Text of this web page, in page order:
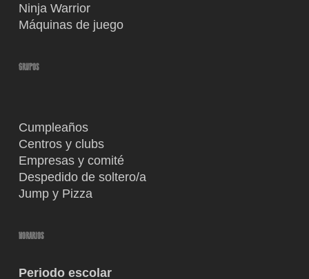
Ninja Warrior
Máquinas de juego
GRUPOS
Cumpleaños
Centros y clubs
Empresas y comité
Despedido de soltero/a
Jump y Pizza
HORARIOS
Periodo escolar